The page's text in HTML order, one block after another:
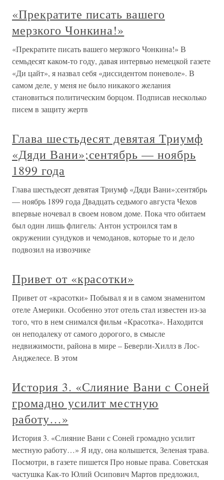
«Прекратите писать вашего
мерзкого Чонкина!»
«Прекратите писать вашего мерзкого Чонкина!» В
семьдесят каком-то году, давая интервью немецкой газете
«Ди цайт», я назвал себя «диссидентом поневоле». В
самом деле, у меня не было никакого желания
становиться политическим борцом. Подписав несколько
писем в защиту жертв
Глава шестьдесят девятая Триумф
«Дяди Вани»;сентябрь — ноябрь
1899 года
Глава шестьдесят девятая Триумф «Дяди Вани»;сентябрь
— ноябрь 1899 года Двадцать седьмого августа Чехов
впервые ночевал в своем новом доме. Пока что обитаем
был один лишь флигель: Антон устроился там в
окружении сундуков и чемоданов, которые то и дело
подвозил на извозчике
Привет от «красотки»
Привет от «красотки» Побывал я и в самом знаменитом
отеле Америки. Особенно этот отель стал известен из-за
того, что в нем снимался фильм «Красотка». Находится
он неподалеку от самого дорогого, в смысле
недвижимости, района в мире – Беверли-Хиллз в Лос-
Анджелесе. В этом
История 3. «Слияние Вани с Соней
громадно усилит местную
работу…»
История 3. «Слияние Вани с Соней громадно усилит
местную работу…» Я иду, она колышется, Зеленая трава.
Посмотри, в газете пишется Про новые права. Советская
частушка Как-то Юлий Осипович Мартов предложил,